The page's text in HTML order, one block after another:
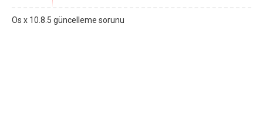
Os x 10.8.5 güncelleme sorunu